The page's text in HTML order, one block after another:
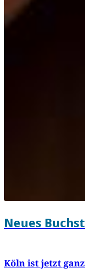
Neues
Köln ist jetzt